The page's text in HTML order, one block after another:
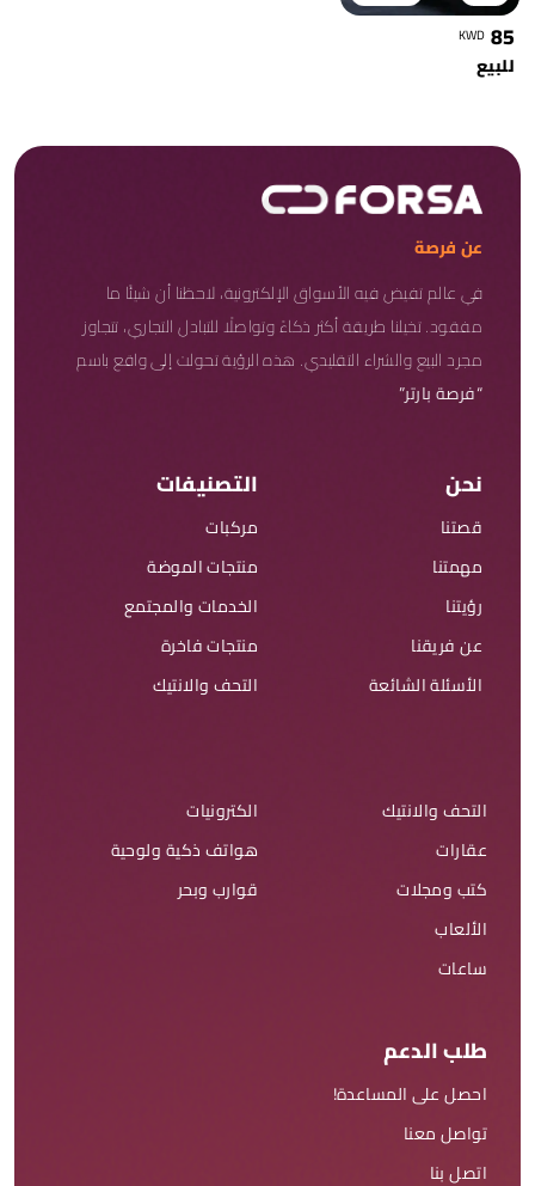
85
KWD
للبيع
عن فرصة
في عالم تفيض فيه الأسواق الإلكترونية، لاحظنا أن شيئًا ما
مفقود. تخيلنا طريقة أكثر ذكاءً وتواصلًا للتبادل التجاري، تتجاوز
مجرد البيع والشراء التقليدي. هذه الرؤية تحولت إلى واقع باسم
“فرصة بارتر”
نحن
قصتنا
مهمتنا
رؤيتنا
عن فريقنا
الأسئلة الشائعة
التصنيفات
مركبات
منتجات الموضة
الخدمات والمجتمع
منتجات فاخرة
التحف والانتيك
التحف والانتيك
عقارات
كتب ومجلات
الألعاب
ساعات
الكترونيات
هواتف ذكية ولوحية
قوارب وبحر
طلب الدعم
احصل على المساعدة!
تواصل معنا
اتصل بنا